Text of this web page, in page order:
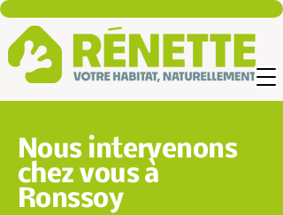
Nous intervenons
chez vous à
Ronssoy